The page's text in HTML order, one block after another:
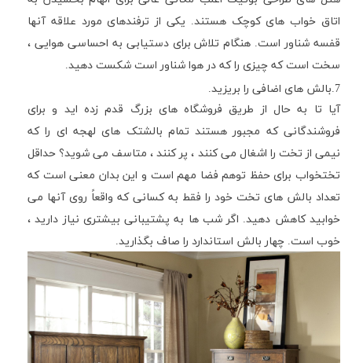
اتاق خواب های کوچک هستند. یکی از ترفندهای مورد علاقه آنها
قفسه شناور است. هنگام تلاش برای دستیابی به احساسی هوایی ،
سخت است که چیزی را که در هوا شناور است شکست دهید.
7.بالش های اضافی را بریزید.
آیا تا به حال از طریق فروشگاه های بزرگ قدم زده اید و برای
فروشندگانی که مجبور هستند تمام بالشتک های لهجه ای را که
نیمی از تخت را اشغال می کنند ، پر کنند ، متاسف می شوید؟ حداقل
تختخواب برای حفظ توهم فضا مهم است و این بدان معنی است که
تعداد بالش های تخت خود را فقط به کسانی که واقعاً روی آنها می
خوابید کاهش دهید. اگر شب ها به پشتیبانی بیشتری نیاز دارید ،
خوب است. چهار بالش استاندارد را صاف بگذارید.